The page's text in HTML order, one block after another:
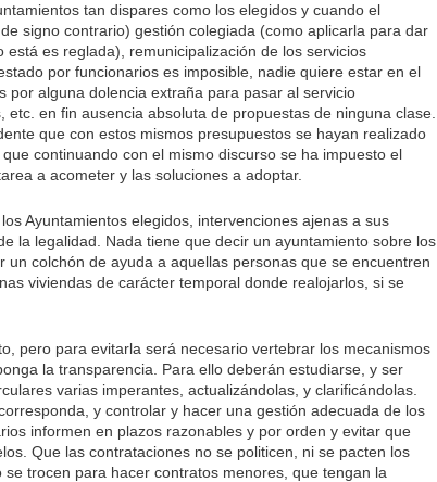
tan dispares como los elegidos y cuando el
signo contrario) gestión colegiada (como aplicarla para dar
es reglada), remunicipalización de los servicios
por funcionarios es imposible, nadie quiere estar en el
por alguna dolencia extraña para pasar al servicio
en fin ausencia absoluta de propuestas de ninguna clase.
que con estos mismos presupuestos se hayan realizado
continuando con el mismo discurso se ha impuesto el
a acometer y las soluciones a adoptar.
Ayuntamientos elegidos, intervenciones ajenas a sus
la legalidad. Nada tiene que decir un ayuntamiento sobre los
colchón de ayuda a aquellas personas que se encuentren
viviendas de carácter temporal donde realojarlos, si se
pero para evitarla será necesario vertebrar los mecanismos
la transparencia. Para ello deberán estudiarse, y ser
varias imperantes, actualizándolas, y clarificándolas.
y controlar y hacer una gestión adecuada de los
informen en plazos razonables y por orden y evitar que
Que las contrataciones no se politicen, ni se pacten los
trocen para hacer contratos menores, que tengan la